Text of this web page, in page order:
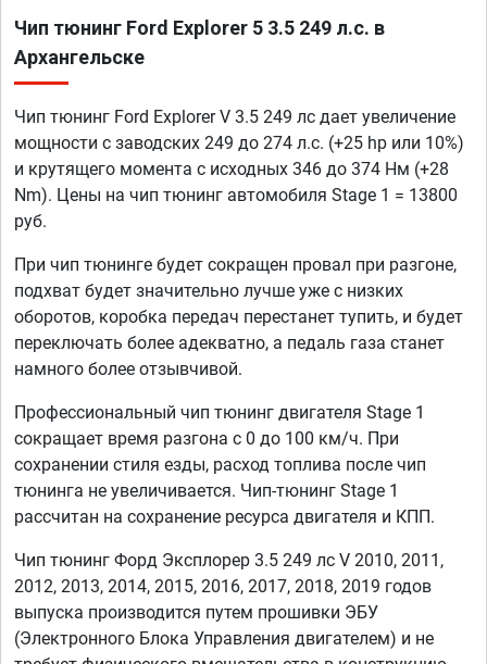
Чип тюнинг Ford Explorer 5 3.5 249 л.с. в
Архангельске
Чип тюнинг Ford Explorer V 3.5 249 лс дает увеличение
мощности с заводских 249 до 274 л.с. (+25 hp или 10%)
и крутящего момента с исходных 346 до 374 Нм (+28
Nm). Цены на чип тюнинг автомобиля Stage 1 = 13800
руб.
При чип тюнинге будет сокращен провал при разгоне,
подхват будет значительно лучше уже с низких
оборотов, коробка передач перестанет тупить, и будет
переключать более адекватно, а педаль газа станет
намного более отзывчивой.
Профессиональный чип тюнинг двигателя Stage 1
сокращает время разгона с 0 до 100 км/ч. При
сохранении стиля езды, расход топлива после чип
тюнинга не увеличивается. Чип-тюнинг Stage 1
рассчитан на сохранение ресурса двигателя и КПП.
Чип тюнинг Форд Эксплорер 3.5 249 лс V 2010, 2011,
2012, 2013, 2014, 2015, 2016, 2017, 2018, 2019 годов
выпуска производится путем прошивки ЭБУ
(Электронного Блока Управления двигателем) и не